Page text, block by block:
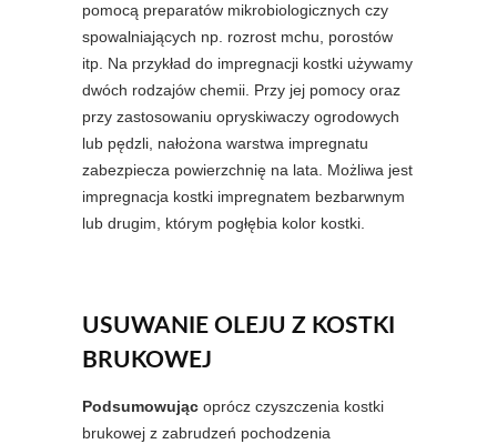
pomocą preparatów mikrobiologicznych czy
spowalniających np. rozrost mchu, porostów
itp. Na przykład do impregnacji kostki używamy
dwóch rodzajów chemii. Przy jej pomocy oraz
przy zastosowaniu opryskiwaczy ogrodowych
lub pędzli, nałożona warstwa impregnatu
zabezpiecza powierzchnię na lata. Możliwa jest
impregnacja kostki impregnatem bezbarwnym
lub drugim, którym pogłębia kolor kostki.
USUWANIE OLEJU Z KOSTKI
BRUKOWEJ
Podsumowując oprócz czyszczenia kostki
brukowej z zabrudzeń pochodzenia